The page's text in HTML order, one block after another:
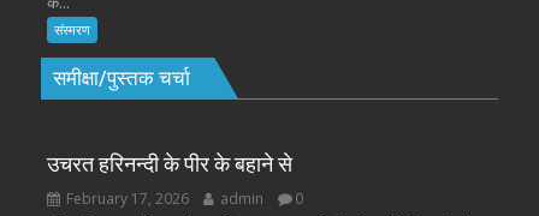
संस्मरण
समीक्षा/पुस्तक चर्चा
उचरत हरिनन्दी के पीर के बहाने से
February 17, 2026 admin 0